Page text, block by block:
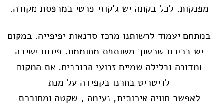
מפנקות. לכל בקתה יש ג'קוזי פרטי במרפסת מקורה.
במתחם יעמוד לרשותנו מרכז סדנאות יפיפייה. במקום
יש בריכת שכשוך משותפת מחוממת. פינות ישיבה
ומדורה ובלילה שמיים זרועי הכוכבים. את המקום
לריטריט בחרנו בקפידה על מנת
לאפשר חוויה איכותית, נעימה , שקטה ומחוברת